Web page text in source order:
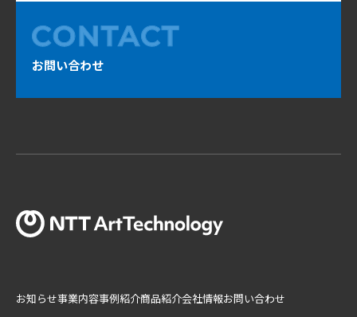
お問い合わせ
お知らせ事業内容事例紹介商品紹介会社情報お問い合わせ